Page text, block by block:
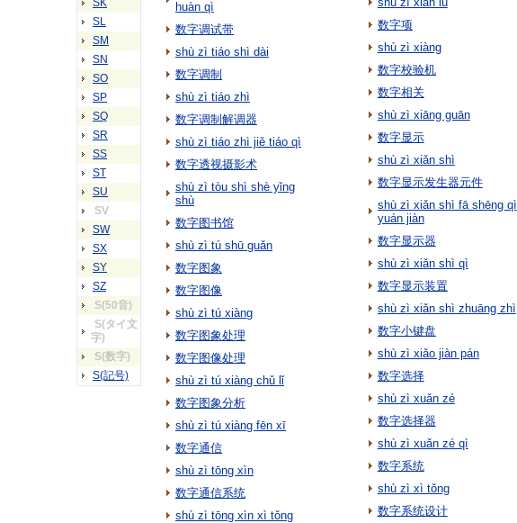
SK
SL
SM
SN
SO
SP
SQ
SR
SS
ST
SU
SV
SW
SX
SY
SZ
S(50音)
S(タイ文
字)
S(数字)
S(記号)
huàn qì
数字调试带
shù zì tiáo shì dài
数字调制
shù zì tiáo zhì
数字调制解调器
shù zì tiáo zhì jiě tiáo qì
数字透视摄影术
shù zì tòu shì shè yǐng
shù
数字图书馆
shù zì tú shū guǎn
数字图象
数字图像
shù zì tú xiàng
数字图象处理
数字图像处理
shù zì tú xiàng chǔ lǐ
数字图象分析
shù zì tú xiàng fēn xī
数字通信
shù zì tōng xìn
数字通信系统
shù zì tōng xìn xì tǒng
数字项
shù zì xiàng
数字校验机
数字相关
shù zì xiāng guān
数字显示
shù zì xiǎn shì
数字显示发生器元件
shù zì xiǎn shì fā shēng qì
yuán jiàn
数字显示器
shù zì xiǎn shì qì
数字显示装置
shù zì xiǎn shì zhuāng zhì
数字小键盘
shù zì xiǎo jiàn pán
数字选择
shù zì xuǎn zé
数字选择器
shù zì xuǎn zé qì
数字系统
shù zì xì tǒng
数字系统设计